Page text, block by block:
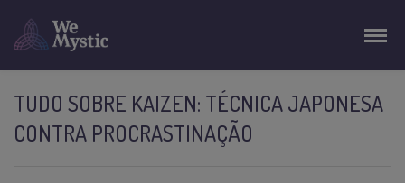
TUDO SOBRE KAIZEN: TÉCNICA JAPONESA
CONTRA PROCRASTINAÇÃO